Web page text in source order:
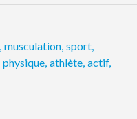
musculation sport
physique athlète actif,